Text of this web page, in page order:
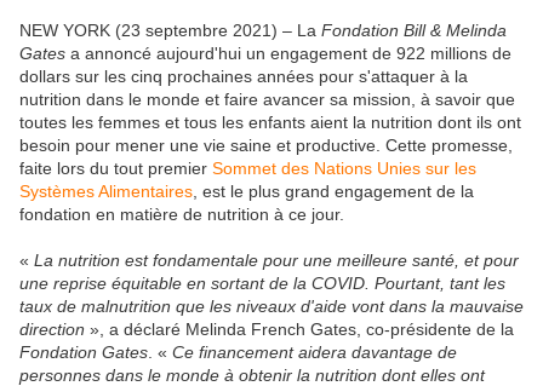
NEW YORK (23 septembre 2021) – La Fondation Bill & Melinda
Gates a annoncé aujourd'hui un engagement de 922 millions de
dollars sur les cinq prochaines années pour s'attaquer à la
nutrition dans le monde et faire avancer sa mission, à savoir que
toutes les femmes et tous les enfants aient la nutrition dont ils ont
besoin pour mener une vie saine et productive. Cette promesse,
faite lors du tout premier Sommet des Nations Unies sur les
Systèmes Alimentaires , est le plus grand engagement de la
fondation en matière de nutrition à ce jour.
« La nutrition est fondamentale pour une meilleure santé, et pour
une reprise équitable en sortant de la COVID. Pourtant, tant les
taux de malnutrition que les niveaux d'aide vont dans la mauvaise
direction », a déclaré Melinda French Gates, co-présidente de la
Fondation Gates . « Ce financement aidera davantage de
personnes dans le monde à obtenir la nutrition dont elles ont